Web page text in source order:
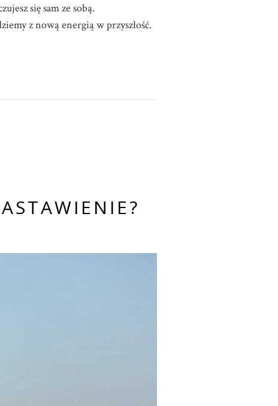
się sam ze sobą.
z nową energią w przyszłość.